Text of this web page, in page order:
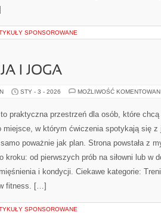
SPONSOROWANE
I JOGA
STY - 3 - 2026 MOŻLIWOŚĆ
praktyczna przestrzeń dla osób, które
miejsce, w którym ćwiczenia spotykają się z
poważnie jak plan. Strona powstała z
kroku: od pierwszych prób na siłowni lub w
i kondycji. Ciekawe kategorie:
fitness. […]
SPONSOROWANE